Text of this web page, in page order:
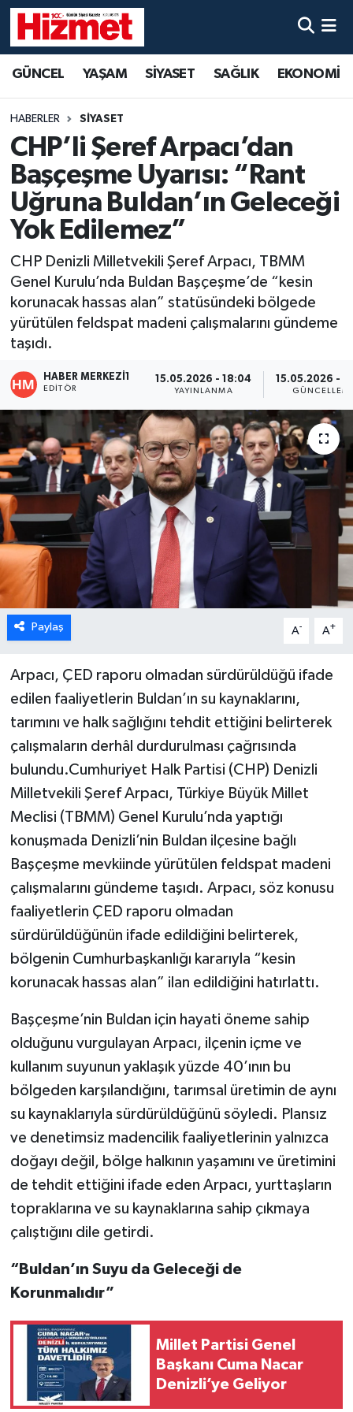
GÜNCEL YAŞAM SİYASET SAĞLIK EKONOMİ
HABERLER SİYASET
CHP’li Şeref Arpacı’dan
Başçeşme Uyarısı: “Rant
Uğruna Buldan’ın Geleceği
Yok Edilemez”
CHP Denizli Milletvekili Şeref Arpacı, TBMM
Genel Kurulu’nda Buldan Başçeşme’de “kesin
korunacak hassas alan” statüsündeki bölgede
yürütülen feldspat madeni çalışmalarını gündeme
taşıdı.
HABER MERKEZI1
EDITÖR
15.05.2026 - 18:04
YAYINLANMA
15.05.2026 -
Paylaş A- A+
Arpacı, ÇED raporu olmadan sürdürüldüğü ifade
edilen faaliyetlerin Buldan’ın su kaynaklarını,
tarımını ve halk sağlığını tehdit ettiğini belirterek
çalışmaların derhâl durdurulması çağrısında
bulundu.Cumhuriyet Halk Partisi (CHP) Denizli
Milletvekili Şeref Arpacı, Türkiye Büyük Millet
Meclisi (TBMM) Genel Kurulu’nda yaptığı
konuşmada Denizli’nin Buldan ilçesine bağlı
Başçeşme mevkiinde yürütülen feldspat madeni
çalışmalarını gündeme taşıdı. Arpacı, söz konusu
faaliyetlerin ÇED raporu olmadan
sürdürüldüğünün ifade edildiğini belirterek,
bölgenin Cumhurbaşkanlığı kararıyla “kesin
korunacak hassas alan” ilan edildiğini hatırlattı.
Başçeşme’nin Buldan için hayati öneme sahip
olduğunu vurgulayan Arpacı, ilçenin içme ve
kullanım suyunun yaklaşık yüzde 40’ının bu
bölgeden karşılandığını, tarımsal üretimin de aynı
su kaynaklarıyla sürdürüldüğünü söyledi. Plansız
ve denetimsiz madencilik faaliyetlerinin yalnızca
doğayı değil, bölge halkının yaşamını ve üretimini
de tehdit ettiğini ifade eden Arpacı, yurttaşların
topraklarına ve su kaynaklarına sahip çıkmaya
çalıştığını dile getirdi.
“Buldan’ın Suyu da Geleceği de
Korunmalıdır”
Millet Partisi Genel
Başkanı Cuma Nacar
Denizli’ye Geliyor
YAŞAM
SİYASET
SAĞLIK
EKONOMİ
KÜLTÜR SANAT
SPOR
MAGAZİN
ÖZEL HABER
RESMİ REKLAM
Denizli Hava Durumu
Denizli Trafik Yoğunluk Haritası
Süper Lig Puan Durumu ve Fikstür
Tüm Manşetler
Son Dakika Haberleri
Haber Arşivi